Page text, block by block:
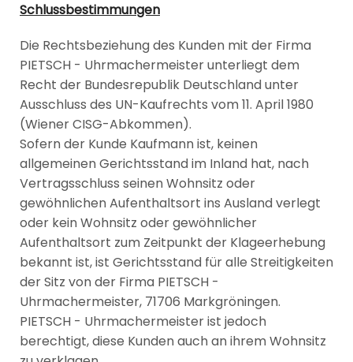
Schlussbestimmungen
Die Rechtsbeziehung des Kunden mit der Firma
PIETSCH - Uhrmachermeister unterliegt dem
Recht der Bundesrepublik Deutschland unter
Ausschluss des UN-Kaufrechts vom 11. April 1980
(Wiener CISG-Abkommen).
Sofern der Kunde Kaufmann ist, keinen
allgemeinen Gerichtsstand im Inland hat, nach
Vertragsschluss seinen Wohnsitz oder
gewöhnlichen Aufenthaltsort ins Ausland verlegt
oder kein Wohnsitz oder gewöhnlicher
Aufenthaltsort zum Zeitpunkt der Klageerhebung
bekannt ist, ist Gerichtsstand für alle Streitigkeiten
der Sitz von der Firma PIETSCH -
Uhrmachermeister, 71706 Markgröningen.
PIETSCH - Uhrmachermeister ist jedoch
berechtigt, diese Kunden auch an ihrem Wohnsitz